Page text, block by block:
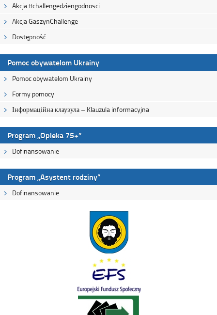
Akcja #challengedziengodnosci
Akcja GaszynChallenge
Dostępność
Pomoc obywatelom Ukrainy
Pomoc obywatelom Ukrainy
Formy pomocy
Інформаційна клаузула – Klauzula informacyjna
Program „Opieka 75+”
Dofinansowanie
Program „Asystent rodziny”
Dofinansowanie